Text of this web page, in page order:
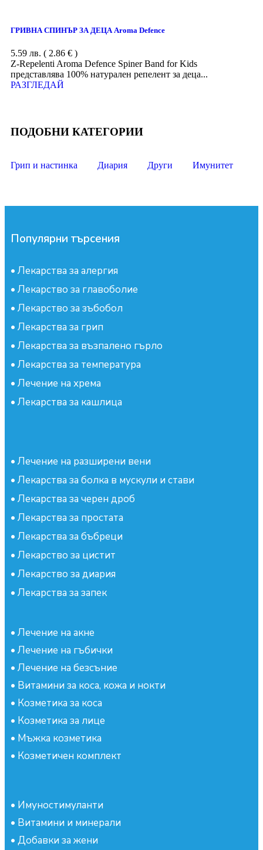
ГРИВНА СПИНЪР ЗА ДЕЦА Aroma Defence
5.59 лв. ( 2.86 € )
Z-Repelenti Aroma Defence Spiner Band for Kids
представлява 100% натурален репелент за деца...
РАЗГЛЕДАЙ
ПОДОБНИ КАТЕГОРИИ
Грип и настинка Диария Други Имунитет
Популярни търсения
• Лекарства за алергия
• Лекарство за главоболие
• Лекарство за зъбобол
• Лекарства за грип
• Лекарства за възпалено гърло
• Лекарства за температура
• Лечение на хрема
• Лекарства за кашлица
• Лечение на разширени вени
• Лекарства за болка в мускули и стави
• Лекарства за черен дроб
• Лекарства за простата
• Лекарства за бъбреци
• Лекарство за цистит
• Лекарство за диария
• Лекарства за запек
• Лечение на акне
• Лечение на гъбички
• Лечение на безсъние
• Витамини за коса, кожа и нокти
• Козметика за коса
• Козметика за лице
• Мъжка козметика
• Козметичен комплект
• Имуностимуланти
• Витамини и минерали
• Добавки за жени